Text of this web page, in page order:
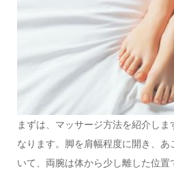
まずは、マッサージ方法を紹介し
なります。脚を肩幅程度に開き、
いて、両腕は体から少し離した位